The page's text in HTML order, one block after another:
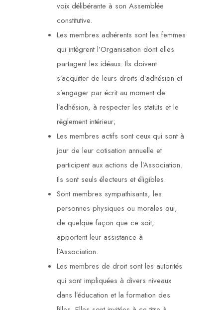
voix délibérante à son Assemblée
constitutive.
Les membres adhérents sont les femmes
qui intègrent l’Organisation dont elles
partagent les idéaux. Ils doivent
s’acquitter de leurs droits d’adhésion et
s’engager par écrit au moment de
l’adhésion, à respecter les statuts et le
règlement intérieur;
Les membres actifs sont ceux qui sont à
jour de leur cotisation annuelle et
participent aux actions de l’Association.
Ils sont seuls électeurs et éligibles.
Sont membres sympathisants, les
personnes physiques ou morales qui,
de quelque façon que ce soit,
apportent leur assistance à
l’Association.
Les membres de droit sont les autorités
qui sont impliquées à divers niveaux
dans l’éducation et la formation des